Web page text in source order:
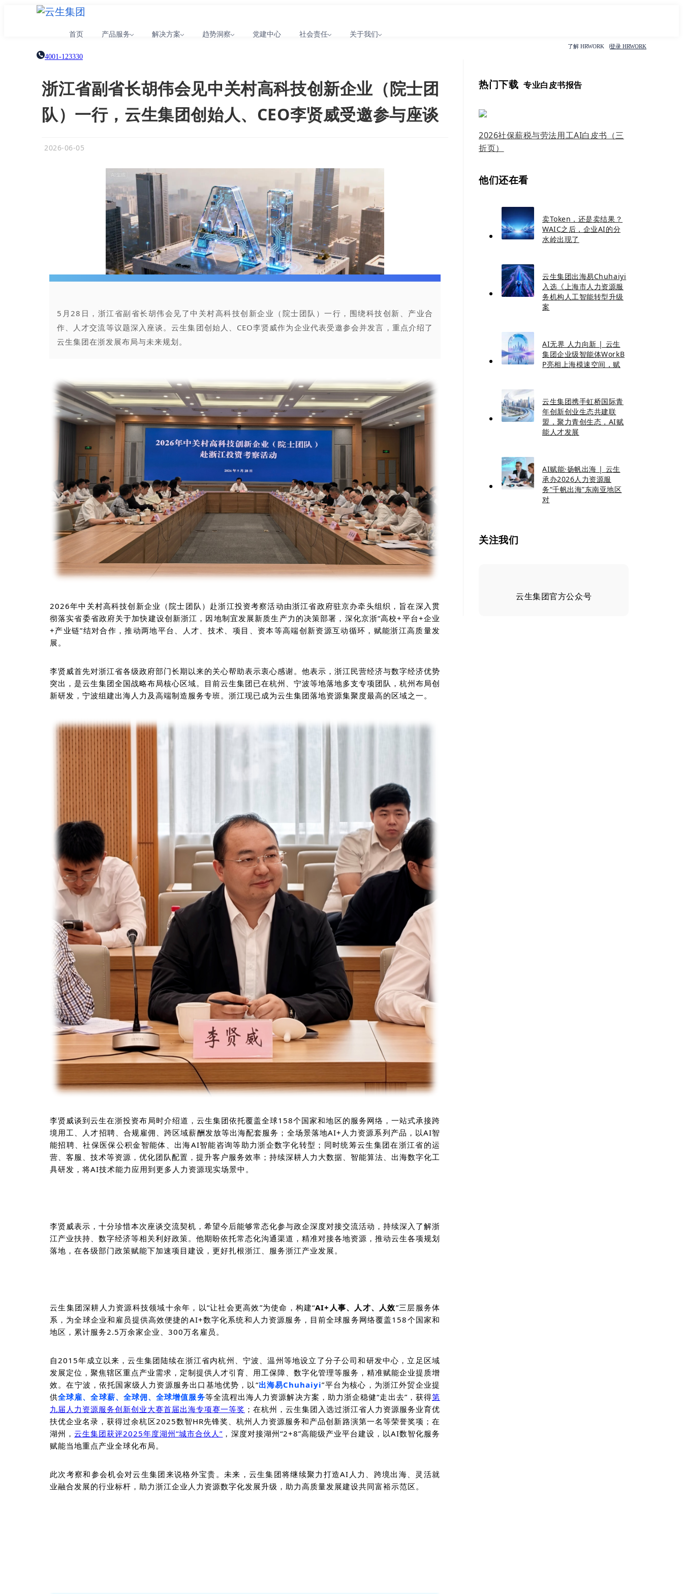
首页 产品服务 解决方案 趋势洞察 党建中心 社会责任 关于我们
了解 HRWORK 登录 HRWORK
4001-123330
浙江省副省长胡伟会见中关村高科技创新企业（院士团
队）一行，云生集团创始人、CEO李贤威受邀参与座谈
2026-06-05
5月28日，浙江省副省长胡伟会见了中关村高科技创新企业（院士团队）一行，围绕科技创新、产业合
作、人才交流等议题深入座谈。云生集团创始人、CEO李贤威作为企业代表受邀参会并发言，重点介绍了
云生集团在浙发展布局与未来规划。
2026年中关村高科技创新企业（院士团队） 赴浙江投资考察活动由浙江省政府驻京办牵头组织，旨在深入贯
彻落实省委省政府关于加快建设创新浙江，因地制宜发展新质生产力的决策部署，深化京浙“高校+平台+企业
+产业链”结对合作，推动两地平台、人才、技术、项目、资本等高端创新资源互动循环，赋能浙江高质量发
展。
李贤威首先对浙江省各级政府部门长期以来的关心帮助表示衷心感谢。他表示，浙江民营经济与数字经济优势
突出，是云生集团全国战略布局核心区域。目前云生集团已在杭州、宁波等地落地多支专项团队， 杭州布局创
新研发 ， 宁波组建出海人力及高端制造服务专班。 浙江现已成为云生集团落地资源集聚度最高的区域之一。
李贤威谈到云生在浙投资布局时介绍道，云生集团依托覆盖全球158个国家和地区的 服务网络，一站式承接跨
境用工、
人才招聘、合规雇佣、跨区域薪酬发放等出海配套服务；全场景落地AI+ 人力 资源系列产品，以AI智
能招聘、社保医保公积金智能体 、出海AI智能咨询等助力浙企数字化转型； 同时统筹云生集团在浙江省的运
营、客服、技术等资源 ，优化团队配置， 提升客户 服务效率； 持续深耕人力大数据、智能算法、出海数字化工
具研发 ，将AI技术能力应用到更多人力资源现实场景中。
李贤威表示，十分珍惜本次座谈交流契机，希望今后能够常态化参与政企深度对接交流活动，持续深入了解浙
江产业扶持、数字经济等相关利好政策。他期盼依托常态化沟通渠道，精准对接各地资源，推动云生各项规划
落地，在各级部门政策赋能下加速项目建设，更好扎根浙江、服务浙江产业发展。
云生集团深耕人力资源科技领域十余年，以“让社会更高效”为使命，构建“AI+人事、人才、人效”三层服务体
系， 为全球企业和雇员提供高效便捷的AI+数字化系统和人力资源服务，目前全球服务网络覆盖158个国家和
地区，累计服务2.5万余家企业、300万名雇员。
自 2015年成立以来，云生集团陆续在浙江省内杭州、宁波、温州等地设立了分子公司和研发中心，立足区域
发展定位，聚焦辖区重点产业需求，定制提供人才引育、用工保障、数字化管理等服务，精准赋能企业提质增
效。在宁波，依托国家级人力资源服务出口基地优势，以 “出海易Chuhaiyi”平台为核心，为浙江外贸企业提
供全球雇、全球薪、全球佣、全球增值服务等全流程出海人力资源解决方案，助力浙企稳健“走出去” ，获得第
九届人力资源服务创新创业大赛首届出海专项赛一等奖 ；在杭州，云生集团入选过浙江省人力资源服务业育优
扶优企业名录，获得过余杭区2025数智HR先锋奖 、杭州人力资源服务和产品创新路演第一名等荣誉奖项； 在
湖州，云生集团获评2025年度湖州“城市合伙人” ，深度对接湖州“2+8”高能级产业平台建设，以AI数智化服务
赋能当地重点产业全球化布局。
此次考察和参会机会对云生集团来说格外宝贵 。未来，云生集团将继续聚力打造AI人力、跨境出海、灵活就
业融合发展的行业标杆，助力浙江企业人力资源数字化发展升级 ，助力高质量发展建设共同富裕示范区 。
热门下载 专业白皮书报告
2026社保薪税与劳法用工AI白皮书（三
折页）
他们还在看
卖Token，还是卖结果？
WAIC之后，企业AI的分
水岭出现了
云生集团出海易Chuhaiyi
入选《上海市人力资源服
务机构人工智能转型升级
案
AI无界 人力向新 | 云生
集团企业级智能体WorkB
P亮相上海模速空间，赋
云生集团携手虹桥国际青
年创新创业生态共建联
盟，聚力青创生态，AI赋
能人才发展
AI赋能·扬帆出海 | 云生
承办2026人力资源服
务“千帆出海”东南亚地区
对
关注我们
云生集团官方公众号